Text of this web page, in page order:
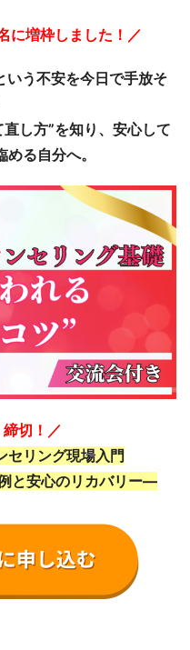
に増枠しました！／
いう不安を今日で手放そ
し方”を知り、安心して
る自分へ。
切！／
セリング現場入門
と安心のリカバリー―